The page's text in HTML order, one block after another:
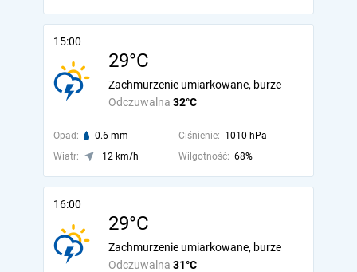
15:00
29°C
Odczuwalna 32°C
Zachmurzenie umiarkowane, burze
Opad: 0.6 mm Ciśnienie: 1010 hPa
Wiatr:
12 km/h Wilgotność: 68%
16:00
29°C
Odczuwalna 31°C
Zachmurzenie umiarkowane, burze